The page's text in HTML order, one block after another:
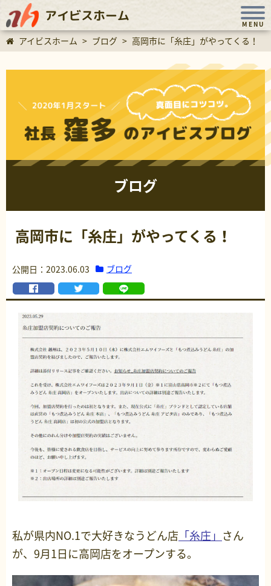
アイビスホーム
MENU
アイビスホーム > ブログ > 高岡市に「糸庄」がやってくる！
ブログ
高岡市に「糸庄」がやってくる！
公開日：2023.06.03 ブログ
私が県内NO.1で大好きなうどん店 「糸庄」 さん
が、9月1日に高岡店をオープンする。